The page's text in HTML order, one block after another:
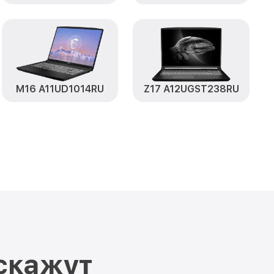
от 760₽ Заказать
MSI Заказать
MSI
M16 A11UD1014RU Z17 A12UGST238RU